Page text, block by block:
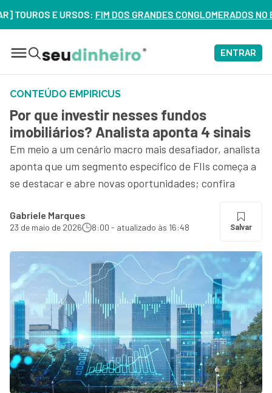
E URSOS:FIM DOS GRANDES CONGLOMERADOS NO
ENTRAR
CONTEÚDO EMPIRICUS
Por que investir nesses fundos
imobiliários? Analista aponta 4 sinais
Em meio a um cenário macro mais desafiador, analista
aponta que um segmento específico de FIIs começa a
se destacar e abre novas oportunidades; confira
Gabriele Marques
23 de maio de 2026 8:00 - atualizado às 16:48 Salvar